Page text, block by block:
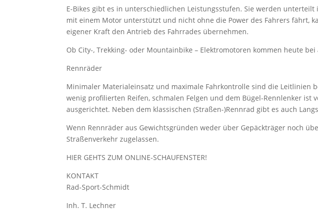
E-Bikes gibt es in unterschiedlichen Leistungsstufen. Sie werden
mit einem Motor unterstützt und nicht ohne die Power des Fahrers fährt,
eigener Kraft den Antrieb des Fahrrades übernehmen.
Ob City-, Trekking- oder Mountainbike – Elektromotoren kommen heute
Rennräder
Minimaler Materialeinsatz und maximale Fahrkontrolle sind die Leitlinien
wenig profilierten Reifen, schmalen Felgen und dem Bügel-Rennlenker
ausgerichtet. Neben dem klassischen (Straßen-)Rennrad gibt es auch
Wenn Rennräder aus Gewichtsgründen weder über Gepäckträger noch
Straßenverkehr zugelassen.
HIER GEHTS ZUM ONLINE-SCHAUFENSTER!
KONTAKT
Rad-Sport-Schmidt
Inh. T. Lechner